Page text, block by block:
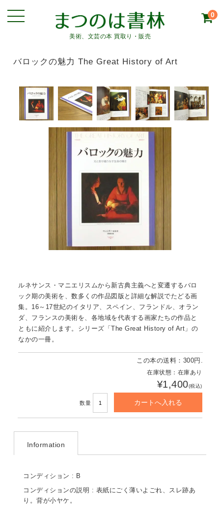
美術、文芸の本 買取り・販売
0
バロックの魅力 The Great History of Art
ルネサンス・マニエリスムから新古典主義へと変遷するバロ
ック期の美術を、数多くの作品図版と詳細な解説でたどる画
集。16～17世紀のイタリア、スペイン、フランドル、オラン
ダ、フランスの美術を、各地域を代表する画家たちの作品と
ともに紹介します。シリーズ「The Great History of Art」の
なかの一冊。
この本の送料：300円.
在庫状態：在庫あり
¥1,400(税込)
数量
Information
コンディション : B
コンディションの説明 : 表紙にごく薄いよごれ、スレ跡あ
り。背が小ヤケ。